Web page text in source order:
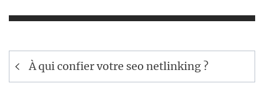
Navigation
de
À qui confier votre seo netlinking ?